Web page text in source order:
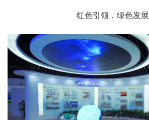
红色引领，绿色发展